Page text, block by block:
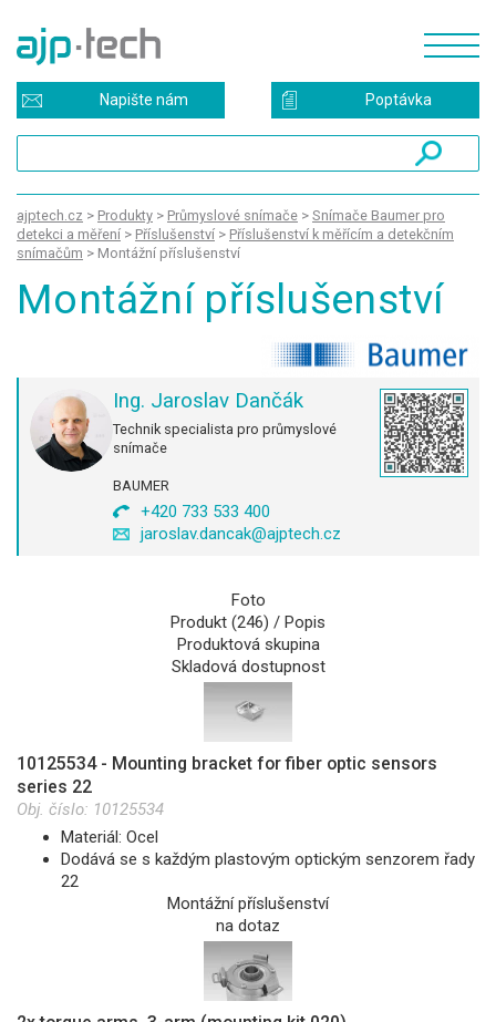
Poptávka
Napište nám
ajptech.cz > Produkty > Průmyslové snímače > Snímače Baumer pro
detekci a měření > Příslušenství > Příslušenství k měřícím a detekčním
snímačům > Montážní příslušenství
Montážní příslušenství
Ing. Jaroslav Dančák
Technik specialista pro průmyslové
snímače
BAUMER
+420 733 533 400
jaroslav.dancak@ajptech.cz
Foto
Produkt (246) / Popis
Produktová skupina
Skladová dostupnost
10125534 - Mounting bracket for fiber optic sensors
series 22
Obj. číslo: 10125534
Materiál: Ocel
Dodává se s každým plastovým optickým senzorem řady
22
Montážní příslušenství
na dotaz